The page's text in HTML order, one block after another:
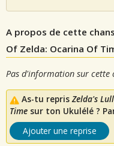
A propos de cette
Of Zelda: Ocarina Of
Pas d'information sur cette
As-tu reprisZelda's
Time sur ton Ukulélé ?
Ajouter une reprise